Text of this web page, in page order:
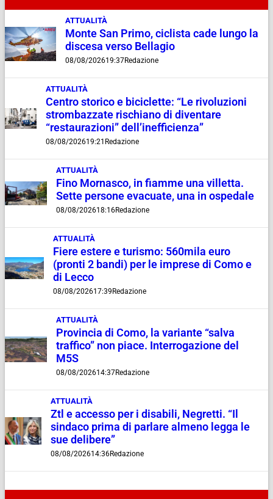
ATTUALITÀ
Monte San Primo, ciclista cade lungo la
discesa verso Bellagio
08/08/202619:37Redazione
ATTUALITÀ
Centro storico e biciclette: “Le rivoluzioni
strombazzate rischiano di diventare
“restaurazioni” dell’inefficienza”
08/08/202619:21 Redazione
ATTUALITÀ
Fino Mornasco, in fiamme una villetta.
Sette persone evacuate, una in ospedale
08/08/202618:16Redazione
ATTUALITÀ
Fiere estere e turismo: 560mila euro
(pronti 2 bandi) per le imprese di Como e
di Lecco
08/08/202617:39 Redazione
ATTUALITÀ
Provincia di Como, la variante “salva
traffico” non piace. Interrogazione del
M5S
08/08/202614:37Redazione
ATTUALITÀ
Ztl e accesso per i disabili, Negretti. “Il
sindaco prima di parlare almeno legga le
sue delibere”
08/08/202614:36Redazione